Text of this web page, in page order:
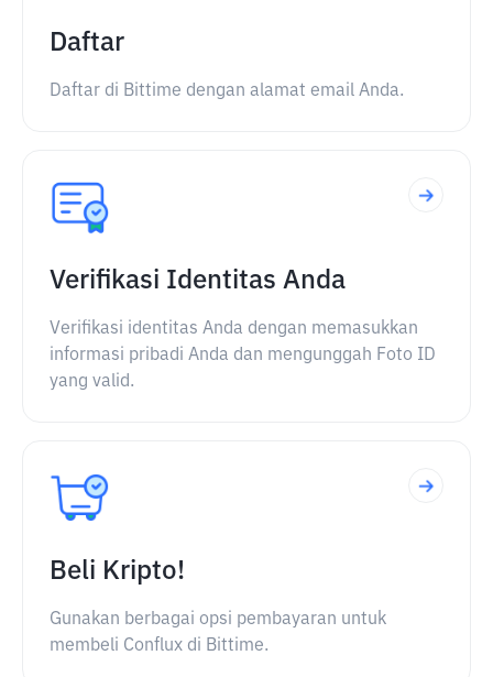
Daftar
Daftar di Bittime dengan alamat email Anda.
Verifikasi Identitas Anda
Verifikasi identitas Anda dengan memasukkan
informasi pribadi Anda dan mengunggah Foto ID
yang valid.
Beli Kripto!
Gunakan berbagai opsi pembayaran untuk
membeli Conflux di Bittime.